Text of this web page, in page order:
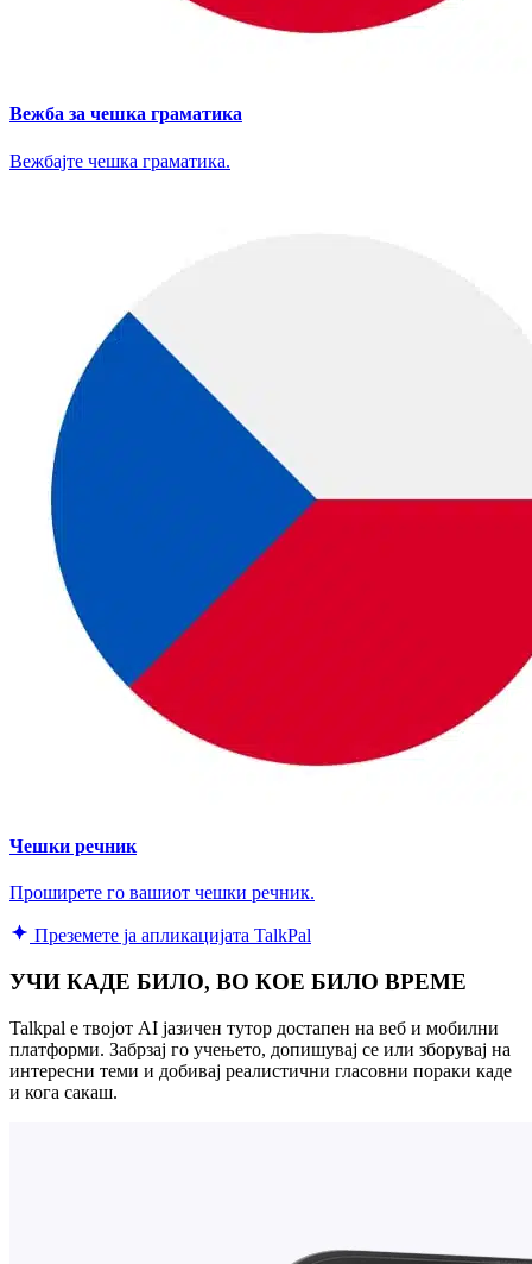
Вежба за чешка граматика
Вежбајте чешка граматика.
Чешки речник
Проширете го вашиот чешки речник.
Преземете ја апликацијата TalkPal
УЧИ КАДЕ БИЛО, ВО КОЕ БИЛО ВРЕМЕ
Talkpal е твојот AI јазичен тутор достапен на веб и мобилни
платформи. Забрзај го учењето, допишувај се или зборувај на
интересни теми и добивај реалистични гласовни пораки каде
и кога сакаш.